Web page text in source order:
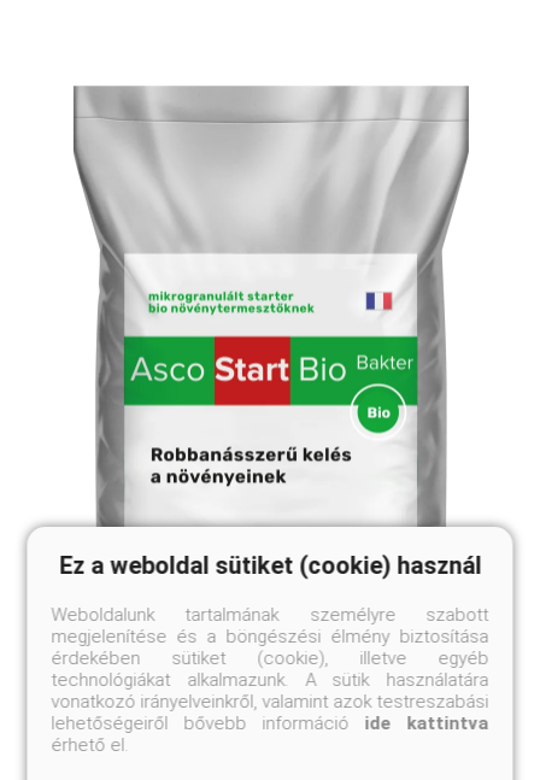
Asco Strat Bio Bakter 1kg
Robbanásszerű kelés a növényeinknek
Ez a weboldal sütiket (cookie) használ
Weboldalunk tartalmának személyre szabott
megjelenítése és a böngészési élmény biztosítása
érdekében sütiket (cookie), illetve egyéb
technológiákat alkalmazunk. A sütik használatára
vonatkozó irányelveinkről, valamint azok testreszabási
lehetőségeiről bővebb információ ide kattintva
érhető el.